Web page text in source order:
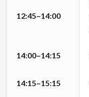
12:45–14:00
14:00–14:15
14:15–15:15